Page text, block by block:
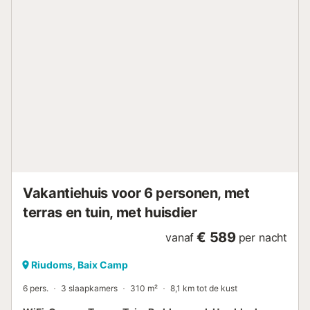
Vakantiehuis voor 6 personen, met
terras en tuin, met huisdier
vanaf € 589 per nacht
Riudoms, Baix Camp
6 pers. 3 slaapkamers 310 m² 8,1 km tot de kust